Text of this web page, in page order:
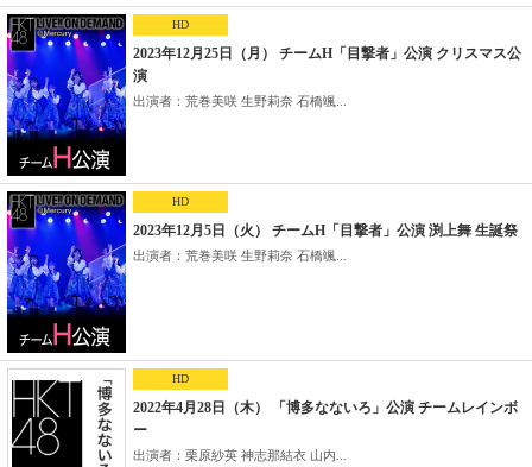
HD
2023年12月25日（月） チームH「目撃者」公演 クリスマス公
演
出演者：荒巻美咲 生野莉奈 石橋颯...
HD
2023年12月5日（火） チームH「目撃者」公演 渕上舞 生誕祭
出演者：荒巻美咲 生野莉奈 石橋颯...
HD
2022年4月28日（木） 「博多なないろ」公演 チームレインボ
ー
出演者：栗原紗英 神志那結衣 山内...